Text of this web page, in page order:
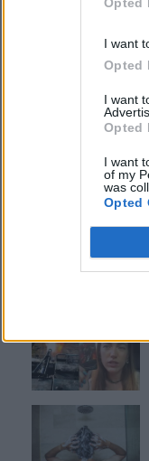
I want
Opted
I want
Opted
I want
of my
was
Opted